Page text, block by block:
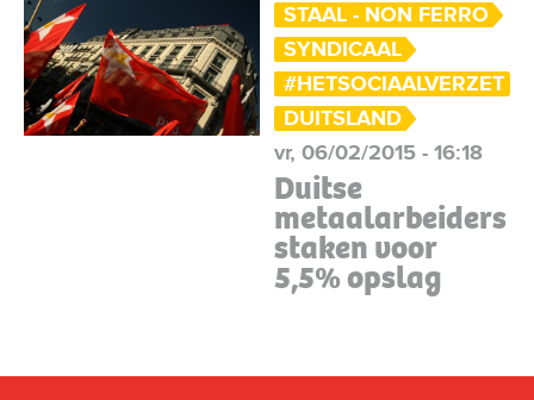
STAAL - NON FERRO
SYNDICAAL
#HETSOCIAALVERZET
DUITSLAND
vr, 06/02/2015 - 16:18
Duitse
metaalarbeiders
staken voor
5,5% opslag